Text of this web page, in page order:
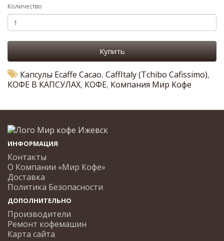
Количество
Купить
Капсулы Ecaffe Cacao, CaffItaly (Tchibo Cafissimo),
КОФЕ В КАПСУЛАХ, КОФЕ, Компания Мир Кофе
ИНФОРМАЦИЯ
Контакты
О Компании «Мир Кофе»
Доставка
Политика Безопасности
ДОПОЛНИТЕЛЬНО
Производители
Ремонт кофемашин
Карта сайта